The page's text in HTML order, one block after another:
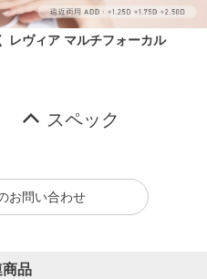
レヴィア マルチフォーカル
スペック
お問い合わせ
商品